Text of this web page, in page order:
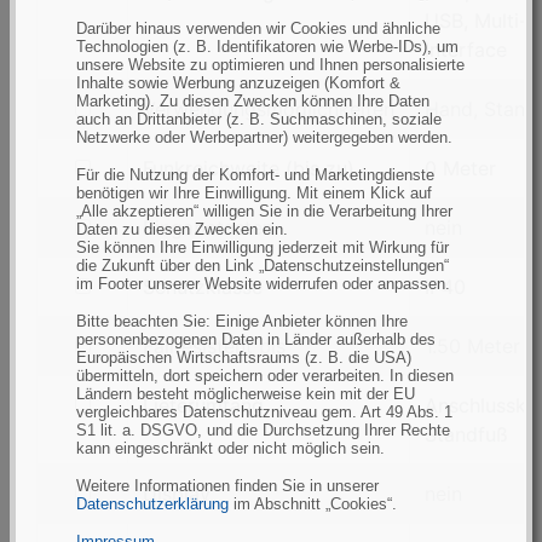
Darüber hinaus verwenden wir Cookies und ähnliche
Technologien (z. B. Identifikatoren wie Werbe-IDs), um
unsere Website zu optimieren und Ihnen personalisierte
Inhalte sowie Werbung anzuzeigen (Komfort &
Marketing). Zu diesen Zwecken können Ihre Daten
auch an Drittanbieter (z. B. Suchmaschinen, soziale
Netzwerke oder Werbepartner) weitergegeben werden.
Für die Nutzung der Komfort- und Marketingdienste
benötigen wir Ihre Einwilligung. Mit einem Klick auf
„Alle akzeptieren“ willigen Sie in die Verarbeitung Ihrer
Daten zu diesen Zwecken ein.
Sie können Ihre Einwilligung jederzeit mit Wirkung für
die Zukunft über den Link „Datenschutzeinstellungen“
im Footer unserer Website widerrufen oder anpassen.
Bitte beachten Sie: Einige Anbieter können Ihre
personenbezogenen Daten in Länder außerhalb des
Europäischen Wirtschaftsraums (z. B. die USA)
übermitteln, dort speichern oder verarbeiten. In diesen
Ländern besteht möglicherweise kein mit der EU
vergleichbares Datenschutzniveau gem. Art 49 Abs. 1
S1 lit. a. DSGVO, und die Durchsetzung Ihrer Rechte
kann eingeschränkt oder nicht möglich sein.
Weitere Informationen finden Sie in unserer
Datenschutzerklärung im Abschnitt „Cookies“.
nach
Anschlussmöglichkeit
USB, Multi-
Interface
filtern
nach
Verwendungsmöglichkeiten
Verwendungsmöglichkeiten Hand, Stand
filtern
nach
Funkreichweite
(bis
zu)
Funkreichweite (bis zu) 0 Meter
filtern
nach
Eingabetasten
Eingabetasten
filtern
nach
Schutzklasse
Schutzklasse IP40
filtern
nach
Fallresistent
bis
Fallresistent bis 1.50 Meter
filtern
nach
Lieferumfang
Lieferumfang
Standfuß
filtern
Display